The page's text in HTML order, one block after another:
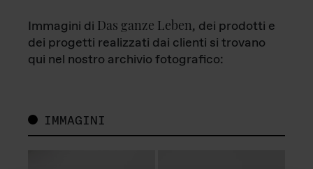
Immagini di Das ganze Leben, dei prodotti e
dei progetti realizzati dai clienti si trovano
qui nel nostro archivio fotografico:
IMMAGINI